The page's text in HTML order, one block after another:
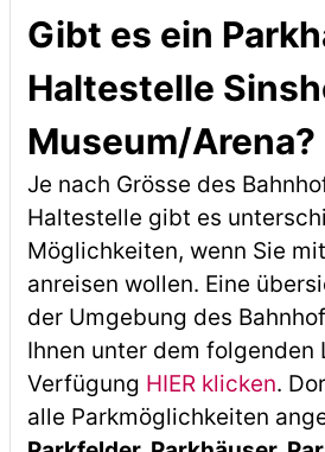
Gibt es ein
Haltestelle
Museum/Arena?
Je nach Grösse des
Haltestelle gibt es
Möglichkeiten, wenn Sie
anreisen wollen. Eine
der Umgebung des
Ihnen unter dem folgenden
Verfügung HIER klicken.
alle Parkmöglichkeiten